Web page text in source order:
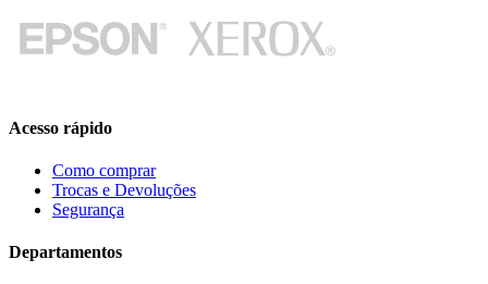
Acesso rápido
Como comprar
Trocas e Devoluções
Segurança
Departamentos